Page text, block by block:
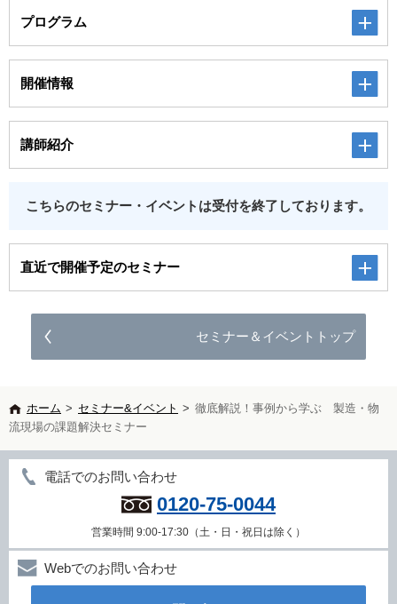
プログラム
開催情報
講師紹介
こちらのセミナー・イベントは受付を終了しております。
直近で開催予定のセミナー
セミナー＆イベントトップ
ホーム > セミナー&イベント > 徹底解説！事例から学ぶ 製造・物
流現場の課題解決セミナー
電話でのお問い合わせ
0120-75-0044
営業時間 9:00-17:30（土・日・祝日は除く）
Webでのお問い合わせ